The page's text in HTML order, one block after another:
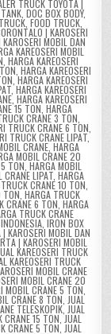
TRUCK TOYOTA |
DOC BOX BODY,
FOOD TRUCK
| KAROSERI
KAROSERI MOBIL DAN
KAREOSERI MOBIL
HARGA KAREOSERI
HARGA KAREOSERI
,HARGA KAREOSERI
,HARGA KAREOSERI
, HARGA KAREOSERI
15 TON HARGA
CRANE 3 TON
TRUCK CRANE 6 TON
TRUCK CRANE LIPAT,
CRANE HARGA
MOBIL CRANE 20
TON HARGA MOBIL
CRANE LIPAT HARGA
CRANE 10 TON
TON HARGA TRUCK
CRANE 6 TON HARGA
TRUCK CRANE
IRON BOX
| KAROSERI MOBIL DAN
| KAROSERI MOBIL
KAREOSERI TRUCK
KAREOSERI TRUCK
MOBIL CRANE
MOBIL CRANE 20
MOBIL CRANE 5 TON
CRANE 8 TON JUAL
TELESKOPIK, JUAL
CRANE 15 TON ,JUAL
CRANE 5 TON, JUAL